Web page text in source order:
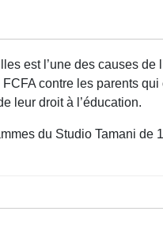
est l’une des causes
contre les parents
leur droit à l’éducation.
du Studio Tamani